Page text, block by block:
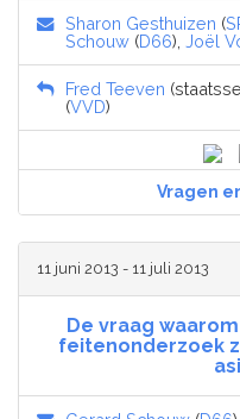
Sharon Gesthuizen (
Schouw (D66), Joël
Fred Teeven
(VVD)
Vragen
11 juni 2013 - 11 juli 2013
De vraag
feitenonderzoek